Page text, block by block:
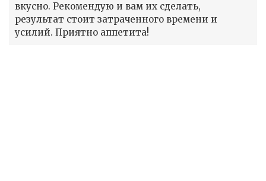
вкусно. Рекомендую и вам их сделать,
результат стоит затраченного времени и
усилий. Приятно аппетита!